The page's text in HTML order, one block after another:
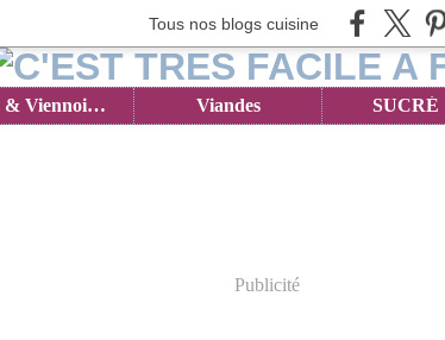
Tous nos blogs cuisine
Brioches & Viennoiseries Viandes SUCRÉ
Publicité